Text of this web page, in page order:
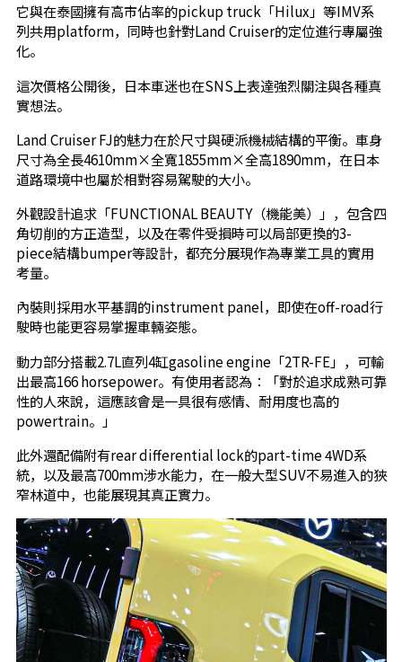
它與在泰國擁有高市佔率的pickup truck「Hilux」等IMV系
列共用platform，同時也針對Land Cruiser的定位進行專屬強
化。
這次價格公開後，日本車迷也在SNS上表達強烈關注與各種真
實想法。
Land Cruiser FJ的魅力在於尺寸與硬派機械結構的平衡。車身
尺寸為全長4610mm×全寬1855mm×全高1890mm，在日本
道路環境中也屬於相對容易駕駛的大小。
外觀設計追求「FUNCTIONAL BEAUTY（機能美）」，包含四
角切削的方正造型，以及在零件受損時可以局部更換的3-
piece結構bumper等設計，都充分展現作為專業工具的實用
考量。
內裝則採用水平基調的instrument panel，即使在off-road行
駛時也能更容易掌握車輛姿態。
動力部分搭載2.7L直列4缸gasoline engine「2TR-FE」，可輸
出最高166 horsepower。有使用者認為：「對於追求成熟可靠
性的人來說，這應該會是一具很有感情、耐用度也高的
powertrain。」
此外還配備附有rear differential lock的part-time 4WD系
統，以及最高700mm涉水能力，在一般大型SUV不易進入的狹
窄林道中，也能展現其真正實力。